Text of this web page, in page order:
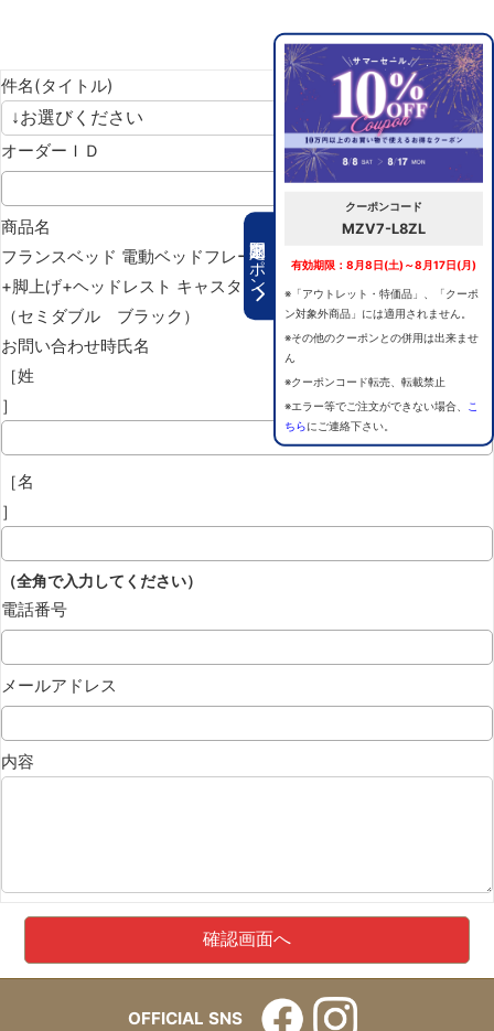
期間限定クーポン
クーポンコード
MZV7-L8ZL
有効期限：8月8日(土)～8月17日(月)
※「アウトレット・特価品」、「クーポ
ン対象外商品」には適用されません。
※その他のクーポンとの併用は出来ませ
ん
※クーポンコード転売、転載禁止
※エラー等でご注文ができない場合、
こ
ちらにご連絡下さい。
件名(タイトル)
オーダーＩＤ
商品名
フランスベッド 電動ベッドフレーム グランサス GS-12F 背上げ
+脚上げ+ヘッドレスト キャスター
（セミダブル ブラック）
お問い合わせ時氏名
［姓
］
［名
］
（全角で入力してください）
電話番号
メールアドレス
内容
OFFICIAL SNS